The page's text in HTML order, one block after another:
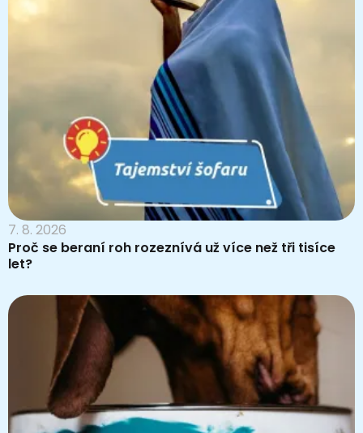
7. 8. 2026
Proč se beraní roh rozeznívá už více než tři tisíce
let?